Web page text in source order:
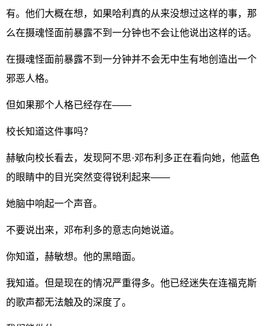
有。他们大概在想，如果哈利真的从来没想过这样的事，那
么在摄魂怪面前暴露不到一分钟也不会让他说出这样的话。
在摄魂怪面前暴露不到一分钟并不会无中生有地创造出一个
邪恶人格。
但如果那个人格已经存在——
校长知道这件事吗？
赫敏向校长看去，发现阿不思·邓布利多正在看向她，他蓝色
的眼睛中的目光突然变得锐利起来——
她脑中响起一个声音。
不要说出来，邓布利多的意志向她说道。
你知道，赫敏想。他的黑暗面。
我知道。但是现在的情况严重得多。他已经迷失在连福克斯
的歌声都无法触及的深度了。